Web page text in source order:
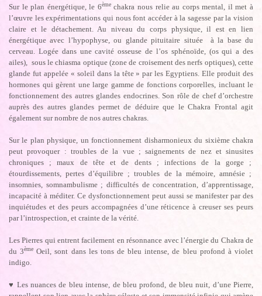
Sur le plan énergétique, le 6èmechakra nous relie au corps mental, il met à
l’œuvre les expérimentations qui nous font accéder à la sagesse par la vision
claire et le détachement. Au niveau du corps physique, il est en lien
énergétique avec l’hypophyse, ou glande pituitaire située à la base du
cerveau. Logée dans une cavité osseuse de l’os sphénoïde, (os qui a des
ailes), sous le chiasma optique (zone de croisement des nerfs optiques), cette
glande fut appelée « soleil dans la tête » par les Egyptiens. Elle produit des
hormones qui gèrent une large gamme de fonctions corporelles, incluant le
fonctionnement des autres glandes endocrines. Son rôle de chef d’orchestre
auprès des autres glandes permet de déduire que le Chakra Frontal agit
également sur nombre de nos autres chakras.
Sur le plan physique, un fonctionnement disharmonieux du sixième chakra
peut provoquer : troubles de la vue ; saignements de nez et sinusites
chroniques ; maux de tête et de dents ; infections de la gorge ;
étourdissements, pertes d’équilibre ; troubles de la mémoire, amnésie ;
insomnies, somnambulisme ; difficultés de concentration, d’apprentissage,
incapacité à méditer. Ce dysfonctionnement peut aussi se manifester par des
inquiétudes et des peurs accompagnées d’une réticence à creuser ses peurs
par l’introspection, et crainte de la vérité.
Les Pierres qui entrent facilement en résonnance avec l’énergie du Chakra de
du 3ème Oeil, sont dans les tons de bleu intense, de bleu profond à violet
indigo.
♥ Les nuances de bleu intense, de bleu profond, de bleu nuit, d’une Pierre,